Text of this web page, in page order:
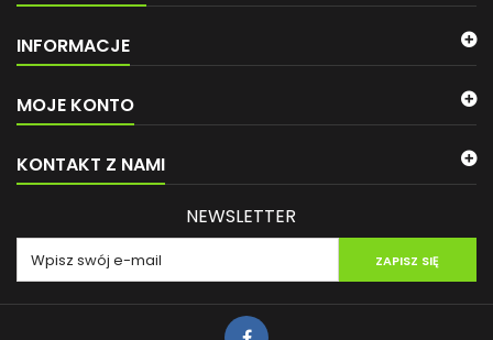
INFORMACJE
MOJE KONTO
KONTAKT Z NAMI
NEWSLETTER
ZAPISZ SIĘ